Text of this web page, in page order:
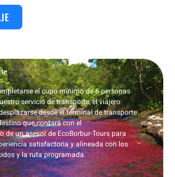
el cupo mínimo de 6 personas
servicio de transporte, el viajero
desde el terminal de transporte
que contará con el
de un asesor de EcoBorbur-Tours para
satisfactoria y alineada con los
y la ruta programada.